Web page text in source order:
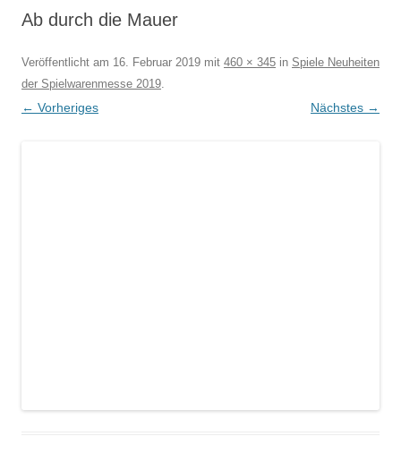
Ab durch die Mauer
Veröffentlicht am 16. Februar 2019 mit 460 × 345 in Spiele Neuheiten
der Spielwarenmesse 2019.
← Vorheriges Nächstes →